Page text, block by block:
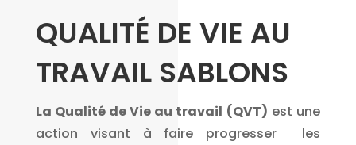
QUALITÉ DE VIE AU
TRAVAIL SABLONS
La Qualité de Vie au travail (QVT) est une
action visant à faire progresser les